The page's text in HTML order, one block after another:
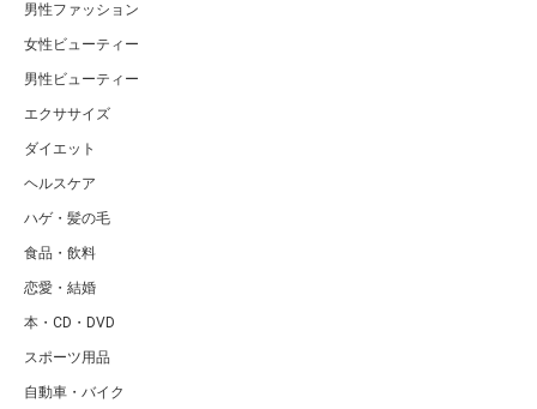
男性ファッション
女性ビューティー
男性ビューティー
エクササイズ
ダイエット
ヘルスケア
ハゲ・髪の毛
食品・飲料
恋愛・結婚
本・CD・DVD
スポーツ用品
自動車・バイク